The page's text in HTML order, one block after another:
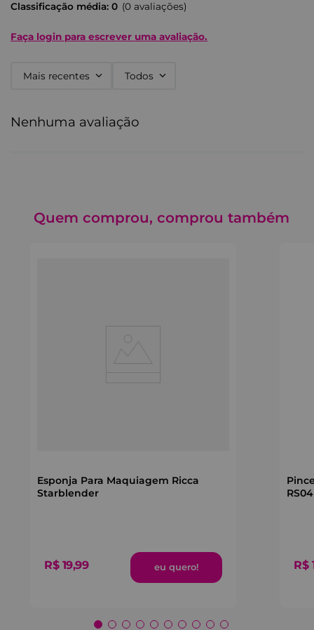
Classificação média: 0 (0 avaliações)
Faça login para escrever uma avaliação.
Mais recentes Todos
Nenhuma avaliação
Quem comprou, comprou também
Esponja Para Maquiagem Ricca
Starblender
R$ 19,99 R$